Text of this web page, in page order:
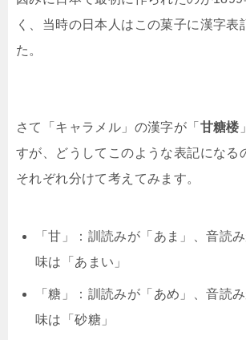
く、当時の日本人はこの菓子に漢字表
た。
さて「キャラメル」の漢字が「 甘糖楼
すが、どうしてこのような表記になる
それぞれ分けて考えてみます。
「甘」：訓読みが「あま」、音読
味は「あまい」
「糖」：訓読みが「あめ」、音読
味は「砂糖」